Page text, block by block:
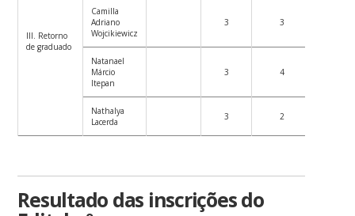
III. Retorno
de graduado
Camilla
Adriano
Wojcikiewicz
3 3
Natanael
Márcio
Itepan
3 4
Nathalya
Lacerda
3 2
Resultado das inscrições do